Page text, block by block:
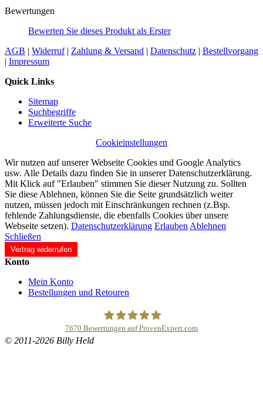
Bewertungen
Bewerten Sie dieses Produkt als Erster
AGB | Widerruf| Zahlung & Versand | Datenschutz | Bestellvorgang
| Impressum
Quick Links
Sitemap
Suchbegriffe
Erweiterte Suche
Cookieinstellungen
Wir nutzen auf unserer Webseite Cookies und Google Analytics
usw. Alle Details dazu finden Sie in unserer Datenschutzerklärung.
Mit Klick auf "Erlauben" stimmen Sie dieser Nutzung zu. Sollten
Sie diese Ablehnen, können Sie die Seite grundsätzlich weiter
nutzen, müssen jedoch mit Einschränkungen rechnen (z.Bsp.
fehlende Zahlungsdienste, die ebenfalls Cookies über unsere
Webseite setzen). Datenschutzerklärung Erlauben Ablehnen
Schließen
Vertrag widerrufen
Konto
Mein Konto
Bestellungen und Retouren
7670 Bewertungen auf ProvenExpert.com
© 2011-2026 Billy Held